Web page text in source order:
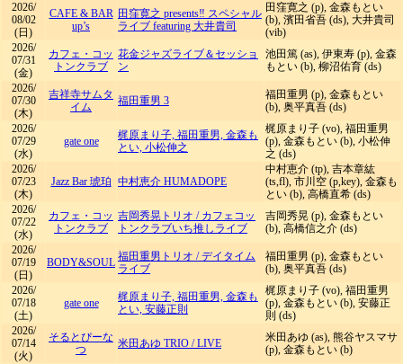
2026/
08/02
(日)
CAFE & BAR
up’s
田窪寛之 presents‼ スペシャル
ライブ featuring 大井貴司
田窪寛之 (p), 金森もとい
(b), 濱田省吾 (ds), 大井貴司
(vib)
2026/
07/31
(金)
カフェ・コッ
トンクラブ
花金ジャズライブ＆セッショ
ン
池田篤 (as), 伊東寿 (p), 金森
もとい (b), 柳沼佑育 (ds)
2026/
07/30
(木)
吉祥寺サムタ
イム
福田重男 3
福田重男 (p), 金森もとい
(b), 奥平真吾 (ds)
2026/
07/29
(水)
gate one
梶原まり子, 福田重男, 金森も
とい, 小松伸之
梶原まり子 (vo), 福田重男
(p), 金森もとい (b), 小松伸
之 (ds)
2026/
07/23
(木)
Jazz Bar 琥珀 中村恵介 HUMADOPE
中村恵介 (tp), 吉本章紘
(ts,fl), 市川空 (p,key), 金森も
とい (b), 高橋直希 (ds)
2026/
07/22
(水)
カフェ・コッ
トンクラブ
吉岡秀晃トリオ / カフェコッ
トンクラブいち推しライブ
吉岡秀晃 (p), 金森もとい
(b), 高橋信之介 (ds)
2026/
07/19
(日)
BODY&SOUL 福田重男トリオ /デイタイム
ライブ
福田重男 (p), 金森もとい
(b), 奥平真吾 (ds)
2026/
07/18
(土)
gate one
梶原まり子, 福田重男, 金森も
とい, 安藤正則
梶原まり子 (vo), 福田重男
(p), 金森もとい (b), 安藤正
則 (ds)
2026/
07/14
(火)
そるとぴーな
つ
米田あゆ TRIO /LIVE
米田あゆ (as), 熊谷ヤスマサ
(p), 金森もとい (b)